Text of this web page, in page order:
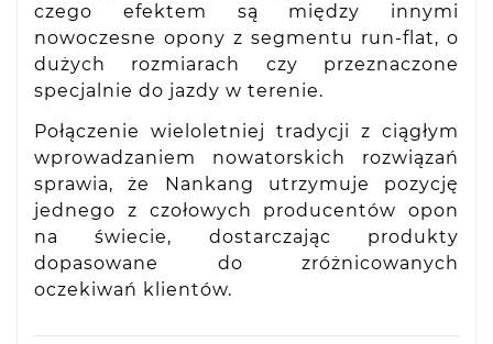
czego efektem są między innymi
nowoczesne opony z segmentu run-flat, o
dużych rozmiarach czy przeznaczone
specjalnie do jazdy w terenie.
Połączenie wieloletniej tradycji z ciągłym
wprowadzaniem nowatorskich rozwiązań
sprawia, że Nankang utrzymuje pozycję
jednego z czołowych producentów opon
na świecie, dostarczając produkty
dopasowane do zróżnicowanych
oczekiwań klientów.